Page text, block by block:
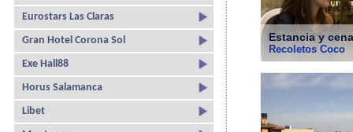
Eurostars Las Claras
Gran Hotel Corona Sol
Exe Hall88
Horus Salamanca
Libet
Estancia y
Recoletos Coco